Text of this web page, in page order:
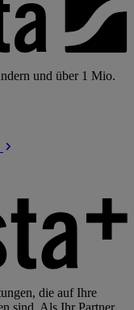
und über 1 Mio.
die auf Ihre
sind. Als Ihr Partner